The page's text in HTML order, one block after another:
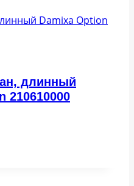
длинный
210610000